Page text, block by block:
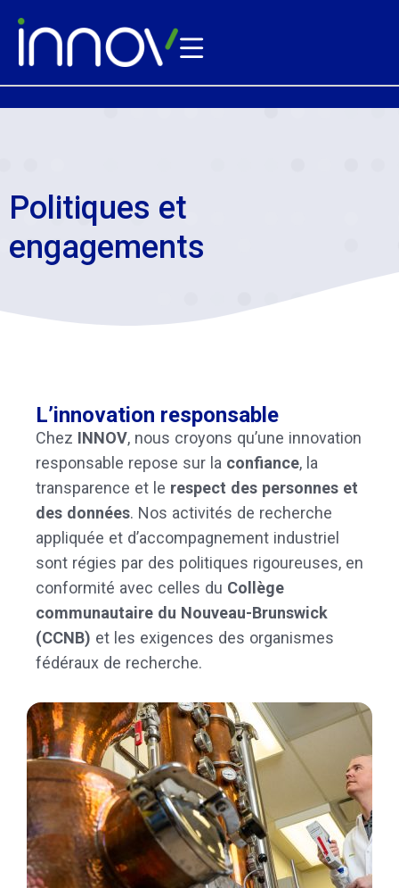
Politiques et
engagements
L’innovation responsable
Chez INNOV, nous croyons qu’une innovation
responsable repose sur la confiance, la
transparence et le respect des personnes et
des données. Nos activités de recherche
appliquée et d’accompagnement industriel
sont régies par des politiques rigoureuses, en
conformité avec celles du Collège
communautaire du Nouveau-Brunswick
(CCNB) et les exigences des organismes
fédéraux de recherche.